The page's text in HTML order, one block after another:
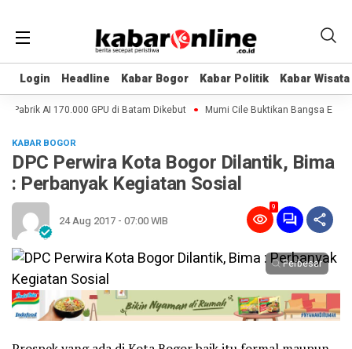
Login Headline Kabar Bogor Kabar Politik Kabar Wisata
Login Headline Kabar Bogor Kabar Politik Kabar Wisata
AI 170.000 GPU di Batam Dikebut Mumi Cile Buktikan Bangsa Eropa
KABAR BOGOR
DPC Perwira Kota Bogor Dilantik, Bima
: Perbanyak Kegiatan Sosial
24 Aug 2017 - 07:00 WIB
9
Perbesar